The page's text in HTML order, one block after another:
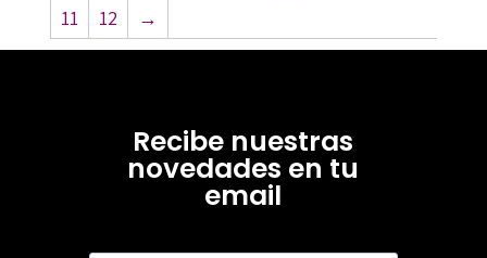
11
12 →
Recibe nuestras
novedades en tu
email